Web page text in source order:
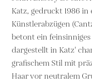
Katz, gedruckt 1986 in
Künstlerabzügen
betont ein
dargestellt in Katz'
grafischem Stil mit
Haar vor neutralem